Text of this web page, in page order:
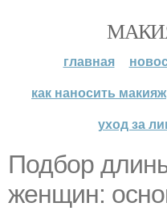
главная
как наносить макияж
уход за
Подбор
женщин: